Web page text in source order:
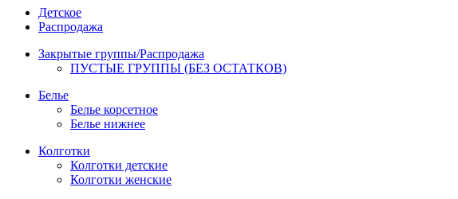
Детское
Распродажа
Закрытые группы/Распродажа
ПУСТЫЕ ГРУППЫ (БЕЗ ОСТАТКОВ)
Белье
Белье корсетное
Белье нижнее
Колготки
Колготки детские
Колготки женские